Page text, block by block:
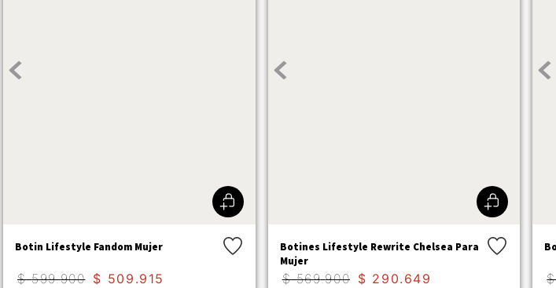
Botin Lifestyle Fandom Mujer
$ 599.900 $ 509 .915
Botines Lifestyle Rewrite Chelsea Para
Mujer
$ 569.900 $ 290. 649 $